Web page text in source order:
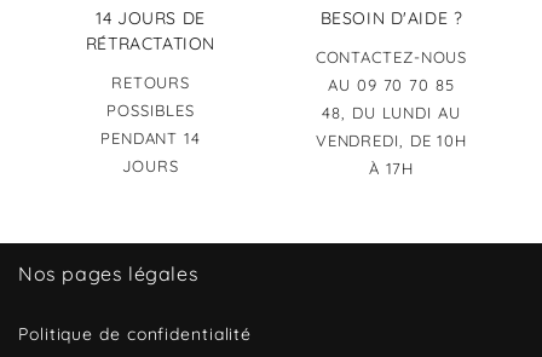
14 JOURS DE
RÉTRACTATION
RETOURS
POSSIBLES
PENDANT 14
JOURS
BESOIN D'AIDE ?
CONTACTEZ-NOUS
AU 09 70 70 85
48, DU LUNDI AU
VENDREDI, DE 10H
À 17H
Nos pages légales
Politique de confidentialité